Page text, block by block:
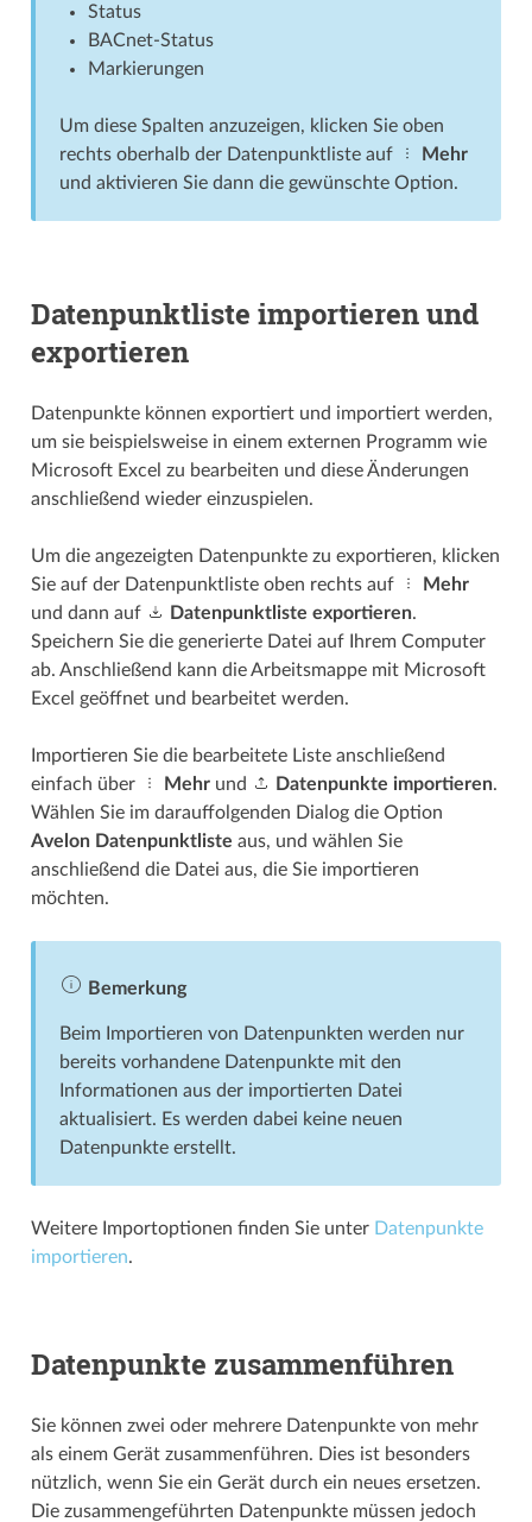
Status
BACnet-Status
Markierungen
Um diese Spalten anzuzeigen, klicken Sie oben
rechts oberhalb der Datenpunktliste auf
Mehr
und aktivieren Sie dann die gewünschte Option.
Datenpunktliste importieren und
exportieren
Datenpunkte können exportiert und importiert werden,
um sie beispielsweise in einem externen Programm wie
Microsoft Excel zu bearbeiten und diese Änderungen
anschließend wieder einzuspielen.
Um die angezeigten Datenpunkte zu exportieren, klicken
Sie auf der Datenpunktliste oben rechts auf
Mehr
und dann auf
Datenpunktliste exportieren.
Speichern Sie die generierte Datei auf Ihrem Computer
ab. Anschließend kann die Arbeitsmappe mit Microsoft
Excel geöffnet und bearbeitet werden.
Importieren Sie die bearbeitete Liste anschließend
einfach über
Mehrund Datenpunkte importieren.
Wählen Sie im darauffolgenden Dialog die Option
Avelon Datenpunktliste aus, und wählen Sie
anschließend die Datei aus, die Sie importieren
möchten.
Bemerkung
Beim Importieren von Datenpunkten werden nur
bereits vorhandene Datenpunkte mit den
Informationen aus der importierten Datei
aktualisiert. Es werden dabei keine neuen
Datenpunkte erstellt.
Weitere Importoptionen finden Sie unter Datenpunkte
importieren.
Datenpunkte zusammenführen
Sie können zwei oder mehrere Datenpunkte von mehr
als einem Gerät zusammenführen. Dies ist besonders
nützlich, wenn Sie ein Gerät durch ein neues ersetzen.
Die zusammengeführten Datenpunkte müssen jedoch